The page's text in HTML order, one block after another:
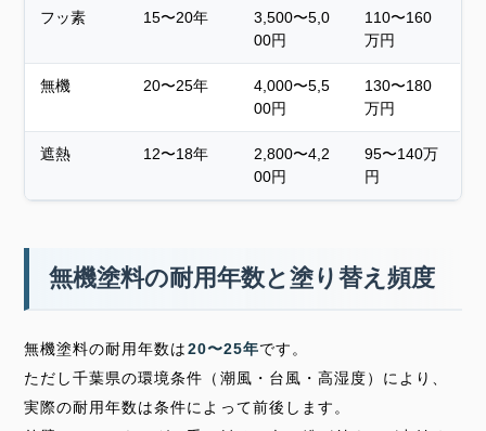
フッ素 15〜20年
3,500〜5,0
00円
110〜160
万円
無機 20〜25年
4,000〜5,5
00円
130〜180
万円
遮熱 12〜18年
2,800〜4,2
00円
95〜140万
円
無機塗料の耐用年数と塗り替え頻度
無機塗料の耐用年数は20〜25年です。
ただし千葉県の環境条件（潮風・台風・高湿度）により、
実際の耐用年数は条件によって前後します。